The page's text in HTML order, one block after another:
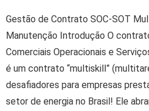
Gestão de Contrato SOC-SOT
Manutenção Introdução O
Comerciais Operacionais e
é um contrato “multiskill”
desafiadores para empresas
setor de energia no Brasil! Ele